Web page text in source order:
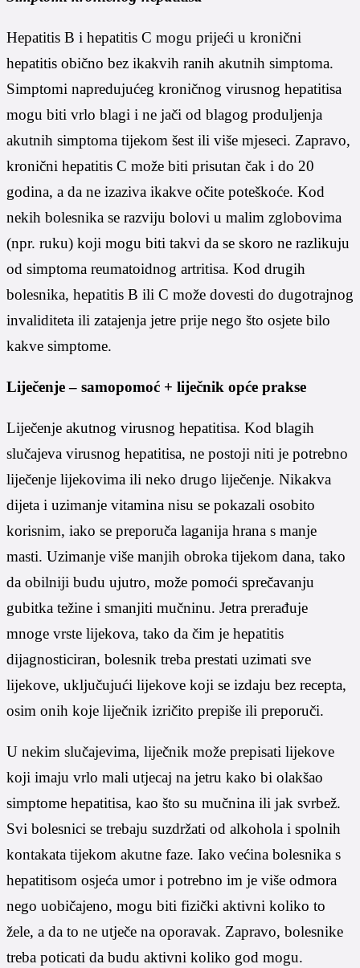
Hepatitis B i hepatitis C mogu prijeći u kronični
hepatitis obično bez ikakvih ranih akutnih simptoma.
Simptomi napredujućeg kroničnog virusnog hepatitisa
mogu biti vrlo blagi i ne jači od blagog produljenja
akutnih simptoma tijekom šest ili više mjeseci. Zapravo,
kronični hepatitis C može biti prisutan čak i do 20
godina, a da ne izaziva ikakve očite poteškoće. Kod
nekih bolesnika se razviju bolovi u malim zglobovima
(npr. ruku) koji mogu biti takvi da se skoro ne razlikuju
od simptoma reumatoidnog artritisa. Kod drugih
bolesnika, hepatitis B ili C može dovesti do dugotrajnog
invaliditeta ili zatajenja jetre prije nego što osjete bilo
kakve simptome.
Liječenje – samopomoć + liječnik opće prakse
Liječenje akutnog virusnog hepatitisa. Kod blagih
slučajeva virusnog hepatitisa, ne postoji niti je potrebno
liječenje lijekovima ili neko drugo liječenje. Nikakva
dijeta i uzimanje vitamina nisu se pokazali osobito
korisnim, iako se preporuča laganija hrana s manje
masti. Uzimanje više manjih obroka tijekom dana, tako
da obilniji budu ujutro, može pomoći sprečavanju
gubitka težine i smanjiti mučninu. Jetra prerađuje
mnoge vrste lijekova, tako da čim je hepatitis
dijagnosticiran, bolesnik treba prestati uzimati sve
lijekove, uključujući lijekove koji se izdaju bez recepta,
osim onih koje liječnik izričito prepiše ili preporuči.
U nekim slučajevima, liječnik može prepisati lijekove
koji imaju vrlo mali utjecaj na jetru kako bi olakšao
simptome hepatitisa, kao što su mučnina ili jak svrbež.
Svi bolesnici se trebaju suzdržati od alkohola i spolnih
kontakata tijekom akutne faze. Iako većina bolesnika s
hepatitisom osjeća umor i potrebno im je više odmora
nego uobičajeno, mogu biti fizički aktivni koliko to
žele, a da to ne utječe na oporavak. Zapravo, bolesnike
treba poticati da budu aktivni koliko god mogu.